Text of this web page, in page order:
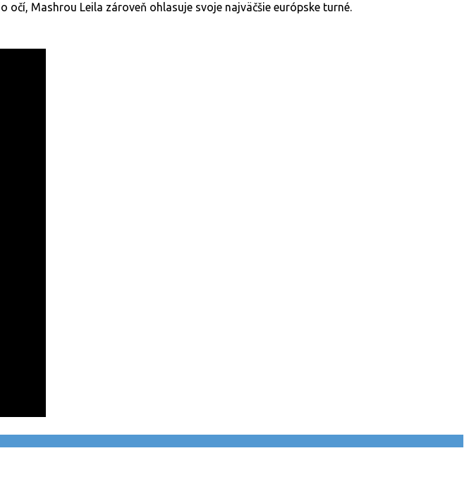
Mashrou Leila zároveň ohlasuje svoje najväčšie európske turné.